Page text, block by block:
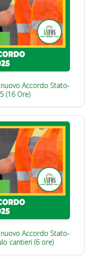
Accordo Stato-
(16 Ore)
Accordo Stato-
cantieri (6 ore)